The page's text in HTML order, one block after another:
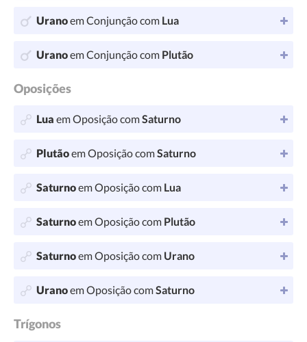
Uranoem Conjunção com Lua
Uranoem Conjunção com Plutão
Oposições
Lua em Oposição comSaturno
Plutãoem Oposição comSaturno
Saturnoem Oposição com Lua
Saturnoem Oposição com Plutão
Saturnoem Oposição com Urano
Uranoem Oposição comSaturno
Trígonos